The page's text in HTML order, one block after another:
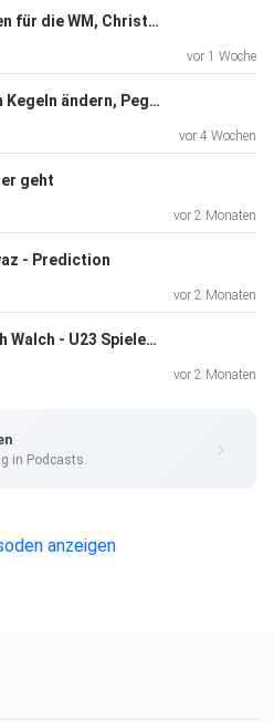
e3f3ac84-a8ed-49bc-
in-serie-1-kegelpodcast
us/podcast/neuner-in-serie-
Wann gibt es Karten für die WM, Christian Simon?
vor 1 Woche
Was würdest du im Kegeln ändern, Peggy Riedel?
vor 4 Wochen
geht
vor 2 Monaten
- Prediction
vor 2 Monaten
SCHWAZ '26 | Sarah Walch - U23 Spielerin [EM/WM-Spezial]
vor 2 Monaten
in Podcasts.
anzeigen